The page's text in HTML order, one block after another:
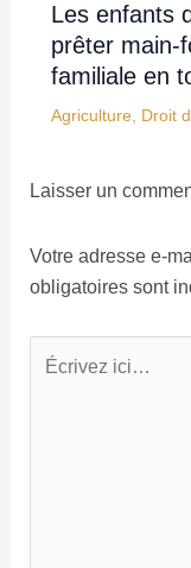
Les enfants
prêter main-
familiale en
Agriculture Droit
Laisser un
Votre adresse e-
obligatoires sont